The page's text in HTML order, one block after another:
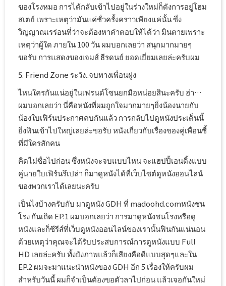
ของโรงหมอ การได้กลับเข้าไปอยู่ในร่างใหม่ก็ดังการอยู่โฮม
สเตย์ เพราะเหตุว่ามันแค่ชั่วครั้งคราวเพียงแค่นั้น ซึ่ง
วิญญาณเรร่อนที่ว่าจะต้องหาคำตอบให้ได้ว่า มินตายเพราะ
เหตุว่าผู้ใด ภายใน 100 วัน ผมบอกเลยว่า สนุกมากมายๆ
ขอรับ การแสดงของเจมส์ ธีรดนย์ ยอดเยี่ยมเลยล่ะครับผม
5. Friend Zone ระวัง..จบทางเพื่อนฝูง
ไหนใครกันแน่อยู่ในเฟรนด์โซนยกมือหน่อยสินะครับ ฮ่า…
ผมบอกเลยว่า นี่คือหนังที่ผมถูกใจมากมายๆยิ่งน้องนายกับ
น้องใบเฟิร์นประกาศคบกันแล้ว การกลับไปดูหนังประเด็นนี้
ยิ่งฟินเข้าไปใหญ่เลยล่ะขอรับ หนังเกี่ยวกับเรื่องของคู่เพื่อนซี้
ที่มีใครสักคน
คิดไม่ซื่อไปก่อน ซึ่งหนังจะจบแบบไหน จะแฮปปี้เอนดิ้งแบบ
คู่นายใบเฟิร์นรึเปล่า ก็มาดูหนังได้ที่เว็บไซต์ดูหนังออนไลน์
ของพวกเราได้เลยนะครับ
เป็นไงบ้างครับกับ มาดูหนัง GDH ที่ madoohd.comหนังชน
โรง กันเถิด EP.1 ผมบอกเลยว่า การมาดูหนังชนโรงหรือดู
หนังและก็ซีรีส์ที่เว็บดูหนังออนไลน์ของเรานั้นฟินกันแน่นอน
ด้วยเหตุว่าคุณจะได้รับประสบการณ์การดูหนังแบบ Full
HD เลยล่ะครับ ทั้งยังภาพแล้วก็เสียงคือดีแบบสุดๆและใน
EP.2 ผมจะมาแนะนำหนังของ GDH อีก 5 เรื่องให้ครับผม
สำหรับวันนี้ ผมก็จำเป็นต้องขอตัวลาไปก่อน แล้วเจอกันใหม่